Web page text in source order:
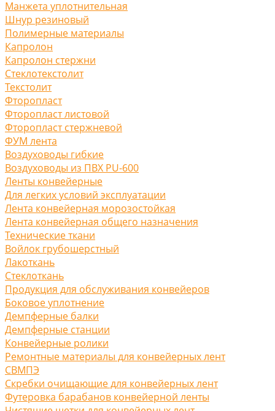
Манжета уплотнительная
Шнур резиновый
Полимерные материалы
Капролон
Капролон стержни
Стеклотекстолит
Текстолит
Фторопласт
Фторопласт листовой
Фторопласт стержневой
ФУМ лента
Воздуховоды гибкие
Воздуховоды из ПВХ PU-600
Ленты конвейерные
Для легких условий эксплуатации
Лента конвейерная морозостойкая
Лента конвейерная общего назначения
Технические ткани
Войлок грубошерстный
Лакоткань
Стеклоткань
Продукция для обслуживания конвейеров
Боковое уплотнение
Демпферные балки
Демпферные станции
Конвейерные ролики
Ремонтные материалы для конвейерных лент
СВМПЭ
Скребки очищающие для конвейерных лент
Футеровка барабанов конвейерной ленты